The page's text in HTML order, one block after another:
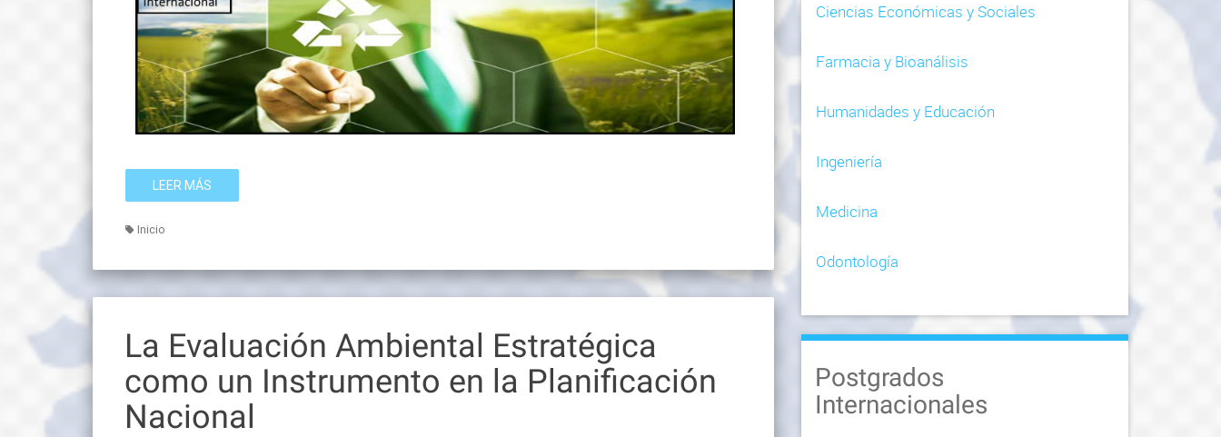
LEER MÁS
Inicio
La Evaluación Ambiental Estratégica
como un Instrumento en la Planificación
Nacional
Ciencias Económicas y Sociales
Farmacia y Bioanálisis
Humanidades y Educación
Ingeniería
Medicina
Odontología
Postgrados
Internacionales